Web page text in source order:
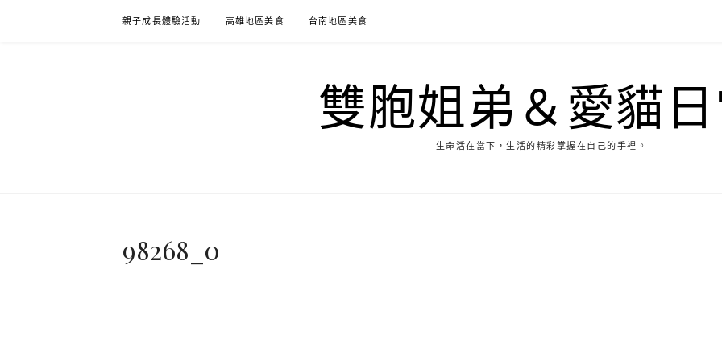
親子成長體驗活動 高雄地區美食 台南地區美食
雙胞姐弟＆愛貓
生命活在當下，生活的精彩掌握在自己的手裡。
98268_0